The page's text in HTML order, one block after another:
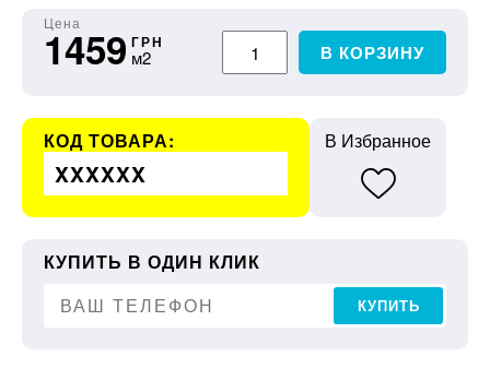
Цена
1459 ГРН
м2 В КОРЗИНУ
КОД ТОВАРА:
XXXXXX
В Избранное
КУПИТЬ В ОДИН КЛИК
КУПИТЬ